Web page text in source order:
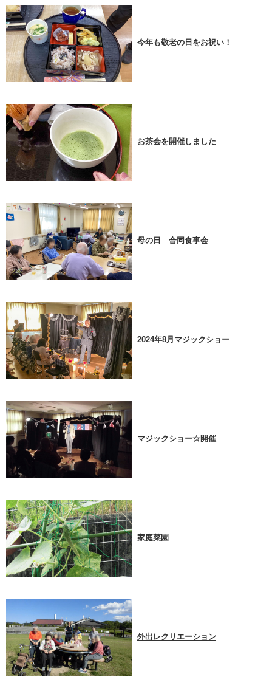
今年も敬老の日をお祝い！
お茶会を開催しました
母の日 合同食事会
2024年8月マジックショー
マジックショー☆開催
家庭菜園
外出レクリエーション